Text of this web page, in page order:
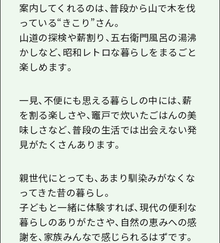
案内してくれるのは、普段から山で木を伐
っている“きこり”さん。
山道の探検や薪割り、五右衛門風呂の湯沸
かしなど、昭和レトロな暮らしをまるごと
楽しめます。
一見、不便にも思える暮らしの中には、薪
を割る楽しさや、竈戸で炊いたごはんの美
味しさなど、普段の生活では出会えない発
見がたくさんあります。
親世代にとっても、あまり馴染みがなくな
ってきた昔の暮らし。
子どもと一緒に体験すれば、現代の便利な
暮らしのありがたさや、自然の恵みへの感
謝を、家族みんなで感じられるはずです。